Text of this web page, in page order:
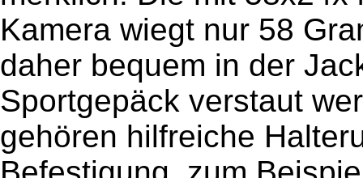
Kamera wiegt nur 58
daher bequem in der
Sportgepäck verstaut
gehören hilfreiche